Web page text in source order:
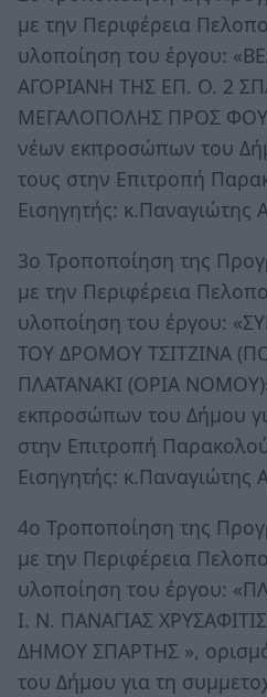
με την Περιφέρεια
υλοποίηση του έργου:
ΑΓΟΡΙΑΝΗ ΤΗΣ ΕΠ. Ο. 2
ΜΕΓΑΛΟΠΟΛΗΣ ΠΡΟΣ
νέων εκπροσώπων του
τους στην Επιτροπή
Εισηγητής: κ.Παναγιώτης
3ο Τροποποίηση της
με την Περιφέρεια
υλοποίηση του έργου:
ΤΟΥ ΔΡΟΜΟΥ ΤΣΙΤΖΙΝΑ
ΠΛΑΤΑΝΑΚΙ (ΟΡΙΑ
εκπροσώπων του Δήμου
στην Επιτροπή
Εισηγητής: κ.Παναγιώτης
4ο Τροποποίηση της
με την Περιφέρεια
υλοποίηση του έργου:
Ι. Ν. ΠΑΝΑΓΙΑΣ
ΔΗΜΟΥ ΣΠΑΡΤΗΣ »,
του Δήμου για τη